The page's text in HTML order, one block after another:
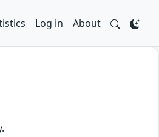
Log in About